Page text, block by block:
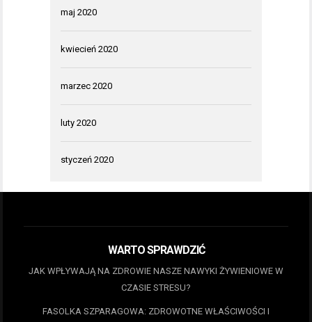
maj 2020
kwiecień 2020
marzec 2020
luty 2020
styczeń 2020
WARTO SPRAWDZIĆ
JAK WPŁYWAJĄ NA ZDROWIE NASZE NAWYKI ŻYWIENIOWE W
CZASIE STRESU?
FASOLKA SZPARAGOWA: ZDROWOTNE WŁAŚCIWOŚCI I